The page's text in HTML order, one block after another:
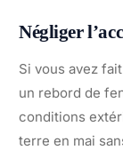
Négliger
Si vous avez
un rebord de
conditions
terre en mai